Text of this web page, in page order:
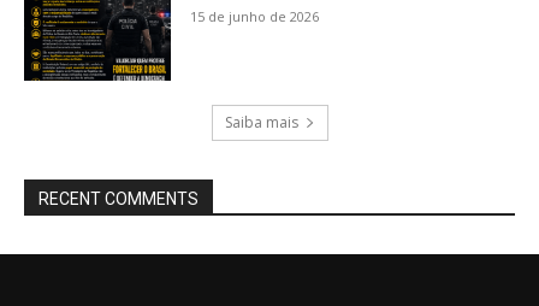
15 de junho de 2026
Saiba mais
RECENT COMMENTS